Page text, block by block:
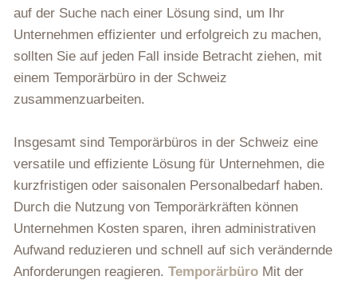
auf der Suche nach einer Lösung sind, um Ihr
Unternehmen effizienter und erfolgreich zu machen,
sollten Sie auf jeden Fall inside Betracht ziehen, mit
einem Temporärbüro in der Schweiz
zusammenzuarbeiten.
Insgesamt sind Temporärbüros in der Schweiz eine
versatile und effiziente Lösung für Unternehmen, die
kurzfristigen oder saisonalen Personalbedarf haben.
Durch die Nutzung von Temporärkräften können
Unternehmen Kosten sparen, ihren administrativen
Aufwand reduzieren und schnell auf sich verändernde
Anforderungen reagieren. Temporärbüro Mit der